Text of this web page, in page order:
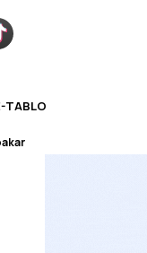
TABLOID